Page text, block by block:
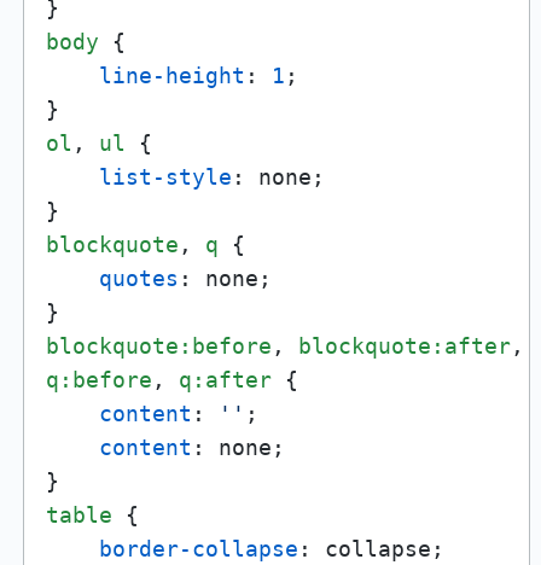
body {
line-height : 1 ;
ol , ul {
list-style : none;
blockquote , q {
quotes : none;
blockquote :before , blockquote :after
q :before , q :after {
content : '' ;
content : none;
table {
border-collapse : collapse;